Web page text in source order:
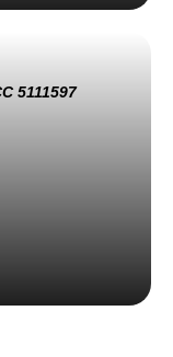
5111597